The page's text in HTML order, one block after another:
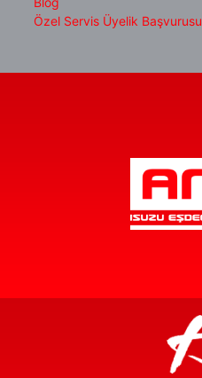
Özel Servis Üyelik Başvurusu